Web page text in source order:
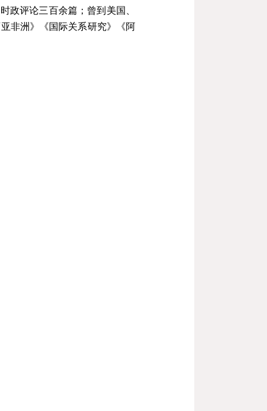
政评论三百余篇；曾到美国、
非洲》《国际关系研究》《阿